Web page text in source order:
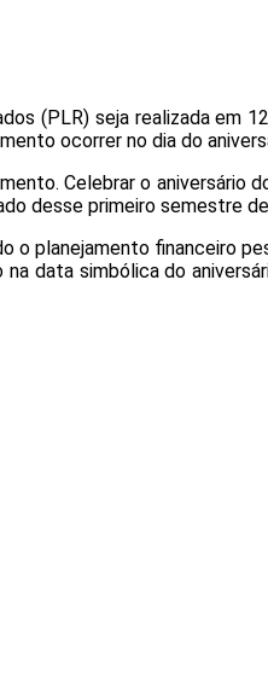
(PLR) seja realizada em
ocorrer no dia do
Celebrar o aniversário
desse primeiro semestre
o planejamento financeiro
data simbólica do